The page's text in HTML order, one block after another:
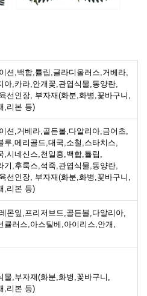
션,백합,튤립,글라디올러스,거베라,
아,카라,안개꽃,관엽식물,동양란,
선인장, 부자재(화분,화병,꽃바구니,
,리본 등)
션,거베라,골든볼,다알리아,금어초,
루,메리골드,대국,소철,스타치스,
,시네신스,천일홍,백합,튤립,
기,후룩스,석죽,관엽식물,동양란,
선인장, 부자재(화분,화병,꽃바구니,
,리본 등)
몬잎,프리저브드,골든볼,다알리아,
큘러스,아스틸베,아이리스,안개,
물,부자재(화분,화병,꽃바구니,
,리본 등)